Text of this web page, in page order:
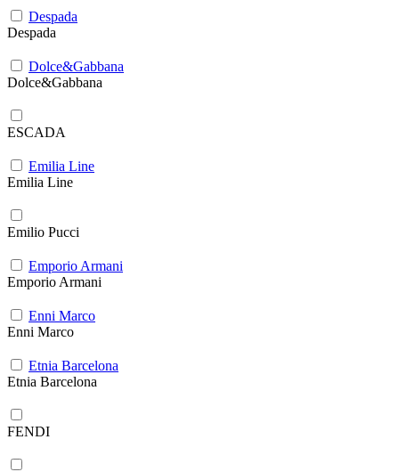
Despada
Despada
Dolce&Gabbana
Dolce&Gabbana
ESCADA
Emilia Line
Emilia Line
Emilio Pucci
Emporio Armani
Emporio Armani
Enni Marco
Enni Marco
Etnia Barcelona
Etnia Barcelona
FENDI